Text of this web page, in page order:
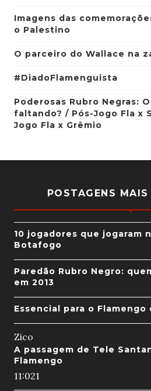
Imagens das
o Palestino
O parceiro do Wallace na
#DiadoFlamenguista
Poderosas Rubro Negras:
faltando? / Pós-Jogo Fla x
Jogo Fla x Grêmio
POSTAGENS
10 jogadores que jogaram
Botafogo
Paredão Rubro Negro:
em 2013
Essencial para o Flamengo
Zico
A passagem de Tele
Flamengo
11:021